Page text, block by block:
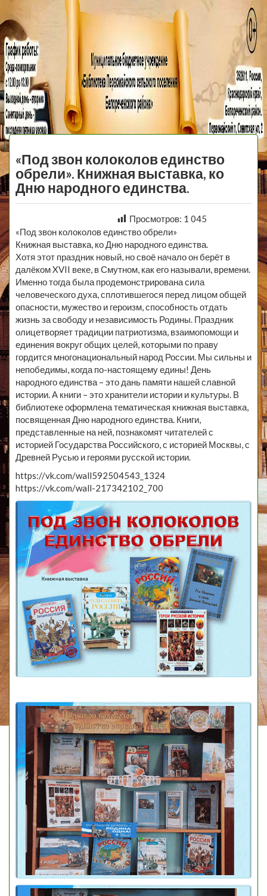
МБУ Библиотека
Первомайского
Сельского
Поселения
«Под звон колоколов единство
обрели». Книжная выставка, ко
Дню народного единства.
Просмотров: 1 045
«Под звон колоколов единство обрели»
Книжная выставка, ко Дню народного единства.
Хотя этот праздник новый, но своё начало он берёт в
далёком XVII веке, в Смутном, как его называли, времени.
Именно тогда была продемонстрирована сила
человеческого духа, сплотившегося перед лицом общей
опасности, мужество и героизм, способность отдать
жизнь за свободу и независимость Родины. Праздник
олицетворяет традиции патриотизма, взаимопомощи и
единения вокруг общих целей, которыми по праву
гордится многонациональный народ России. Мы сильны и
непобедимы, когда по-настоящему едины! День
народного единства – это дань памяти нашей славной
истории. А книги – это хранители истории и культуры. В
библиотеке оформлена тематическая книжная выставка,
посвященная Дню народного единства. Книги,
представленные на ней, познакомят читателей с
историей Государства Российского, с историей Москвы, с
Древней Русью и героями русской истории.
https://vk.com/wall592504543_1324
https://vk.com/wall-217342102_700